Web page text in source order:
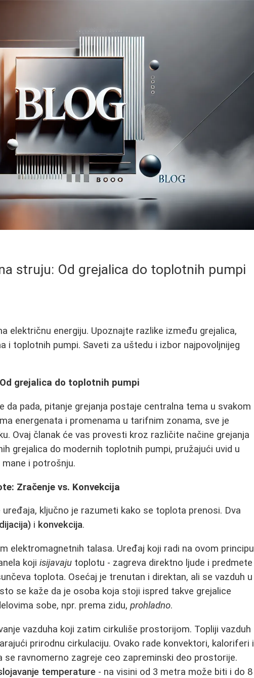
struju: Od grejalica do toplotnih pumpi
električnu energiju. Upoznajte razlike između grejalica,
i toplotnih pumpi. Saveti za uštedu i izbor najpovoljnijeg
grejalica do toplotnih pumpi
da pada, pitanje grejanja postaje centralna tema u svakom
energenata i promenama u tarifnim zonama, sve je
Ovaj članak će vas provesti kroz različite načine grejanja
grejalica do modernih toplotnih pumpi, pružajući uvid u
i potrošnju.
Zračenje vs. Konvekcija
ključno je razumeti kako se toplota prenosi. Dva
i konvekcija.
elektromagnetnih talasa. Uređaj koji radi na ovom principu
kojiisijavaju toplotu - zagreva direktno ljude i predmete
toplota. Osećaj je trenutan i direktan, ali se vazduh u
se kaže da je osoba koja stoji ispred takve grejalice
sobe, npr. prema zidu,prohladno.
vazduha koji zatim cirkuliše prostorijom. Topliji vazduh
prirodnu cirkulaciju. Ovako rade konvektori, kaloriferi i
se ravnomerno zagreje ceo zapreminski deo prostorije.
temperature - na visini od 3 metra može biti i do 8